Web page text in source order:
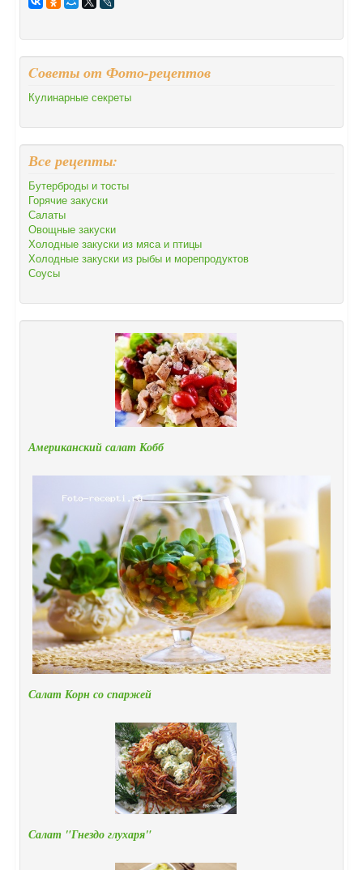
Cоветы от Фото-рецептов
Кулинарные секреты
Все рецепты:
Бутерброды и тосты
Горячие закуски
Салаты
Овощные закуски
Холодные закуски из мяса и птицы
Холодные закуски из рыбы и морепродуктов
Соусы
Американский салат Кобб
Салат Корн со спаржей
Салат "Гнездо глухаря"